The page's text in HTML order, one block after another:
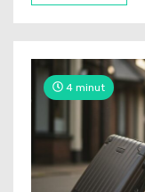
4 minut